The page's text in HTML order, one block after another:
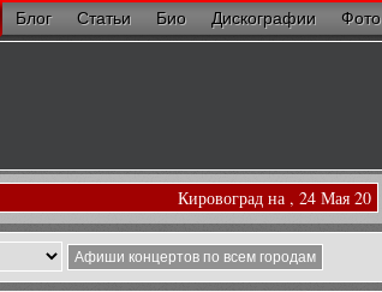
Блог Статьи Био Дискографии Фото
Кировоград на , 24 Мая 20
Афиши концертов по всем городам